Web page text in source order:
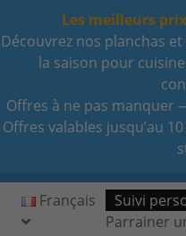
Les meilleurs
Découvrez nos planchas
la saison pour
Offres à ne pas manquer
Offres valables jusqu’au
Français
Suivi
Parrainer